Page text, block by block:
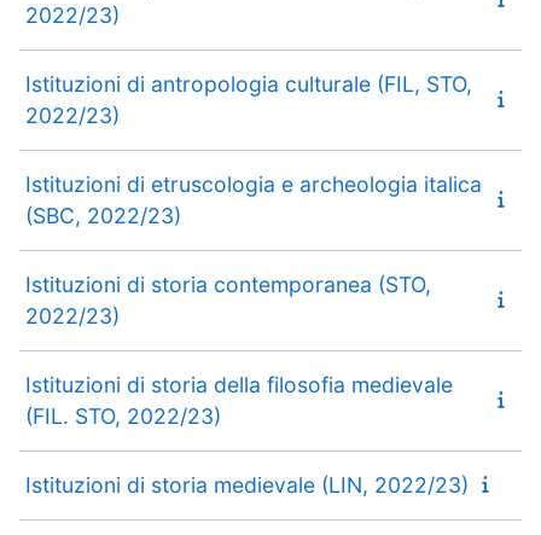
2022/23)
Istituzioni di antropologia culturale (FIL, STO,
2022/23)
Istituzioni di etruscologia e archeologia italica
(SBC, 2022/23)
Istituzioni di storia contemporanea (STO,
2022/23)
Istituzioni di storia della filosofia medievale
(FIL. STO, 2022/23)
Istituzioni di storia medievale (LIN, 2022/23)